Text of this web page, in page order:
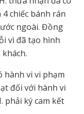
chiếc bánh rán
ngoài. Đồng
vì đã tạo hình
hành vi vi phạm
đối với hành vi
phải ký cam kết